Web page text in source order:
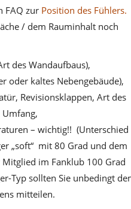
FAQ zur Position des Fühlers.
/ dem Rauminhalt noch
des Wandaufbaus),
oder kaltes Nebengebäude),
Revisionsklappen, Art des
Umfang,
– wichtig!! (Unterschied
„soft“ mit 80 Grad und dem
im Fanklub 100 Grad
Typ sollten Sie unbedingt
mitteilen.